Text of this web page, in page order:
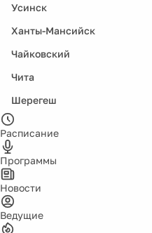
Усинск
Ханты-Мансийск
Чайковский
Чита
Шерегеш
Расписание
Программы
Новости
Ведущие